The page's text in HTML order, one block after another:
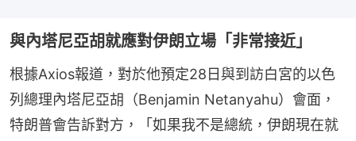
與內塔尼亞胡就應對伊朗立場「非常接近」
根據Axios報道，對於他預定28日與到訪白宮的以色
列總理內塔尼亞胡（Benjamin Netanyahu）會面，
特朗普會告訴對方，「如果我不是總統，伊朗現在就